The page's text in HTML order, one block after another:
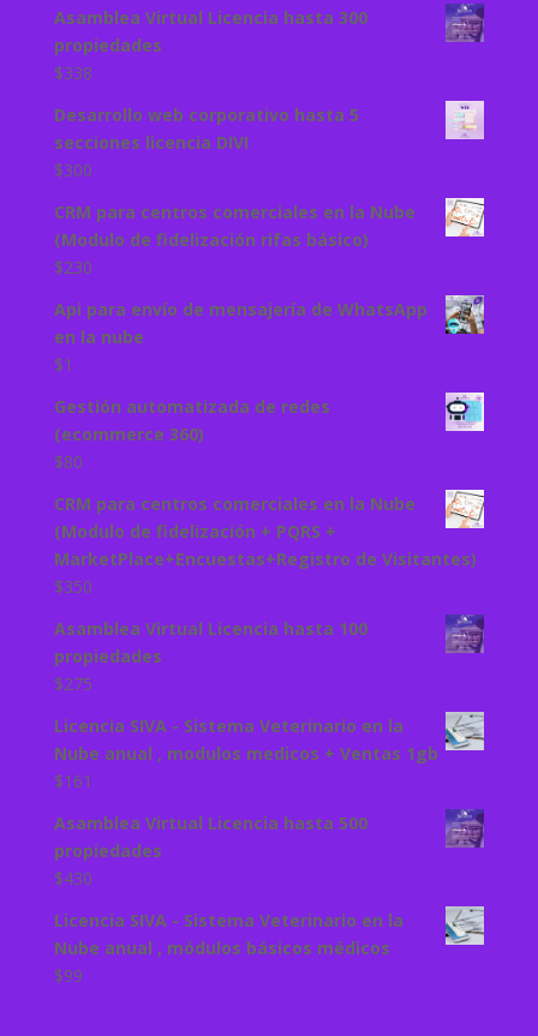
Asamblea Virtual Licencia hasta 300
propiedades
$338
Desarrollo web corporativo hasta 5
secciones licencia DIVI
$300
CRM para centros comerciales en la Nube
(Modulo de fidelización rifas básico)
$230
Api para envío de mensajería de WhatsApp
en la nube
$1
Gestión automatizada de redes
(ecommerce 360)
$80
CRM para centros comerciales en la Nube
(Modulo de fidelización + PQRS +
MarketPlace+Encuestas+Registro de Visitantes)
$350
Asamblea Virtual Licencia hasta 100
propiedades
$275
Licencia SIVA - Sistema Veterinario en la
Nube anual , modulos medicos + Ventas 1gb
$161
Asamblea Virtual Licencia hasta 500
propiedades
$430
Licencia SIVA - Sistema Veterinario en la
Nube anual , módulos básicos médicos
$99